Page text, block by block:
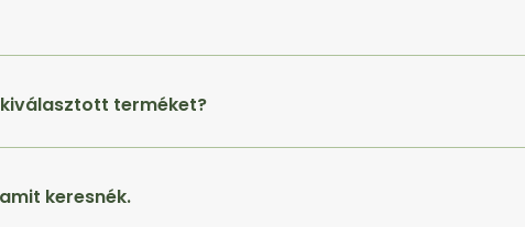
terméket?
keresnék.